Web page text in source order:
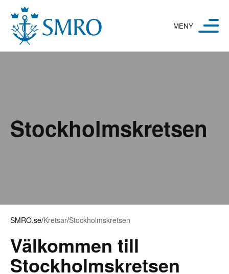
Hoppa till innehåll
Stockholms­kretsen
SMRO.se/Kretsar/Stockholmskretsen
Välkommen till
Stockholms­kretsen